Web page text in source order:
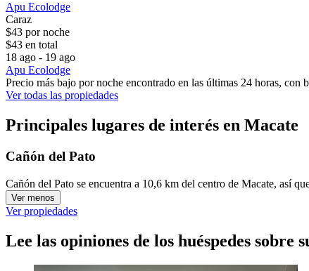
Apu Ecolodge
Caraz
$43 por noche
$43 en total
18 ago - 19 ago
Apu Ecolodge
Precio más bajo por noche encontrado en las últimas 24 horas,
Ver todas las propiedades
Principales lugares de interés en Macate
Cañón del Pato
Cañón del Pato se encuentra a 10,6 km del centro de Macate, así
Ver menos
Ver propiedades
Lee las opiniones de los huéspedes sobre